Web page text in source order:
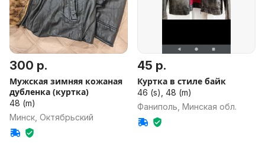
300 р.
Мужская зимняя кожаная
дубленка (куртка)
48 (m)
Минск, Октябрьский
45 р.
Куртка в стиле байк
46 (s), 48 (m)
Фаниполь, Минская обл.